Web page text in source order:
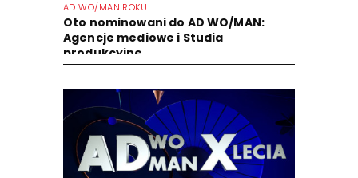
AD WO/MAN ROKU
Oto nominowani do AD WO/MAN:
Agencje mediowe i Studia
produkcyjne